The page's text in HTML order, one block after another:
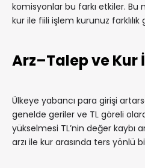
komisyonlar bu farkı etkiler. Bu
kur ile fiili işlem kurunuz farklılık
Arz–Talep ve Kur
Ülkeye yabancı para girişi
genelde geriler ve TL göreli
yükselmesi TL’nin değer kaybı
arzı ile kur arasında ters yönlü